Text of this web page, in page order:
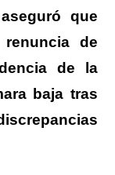
que
de
de la
baja tras